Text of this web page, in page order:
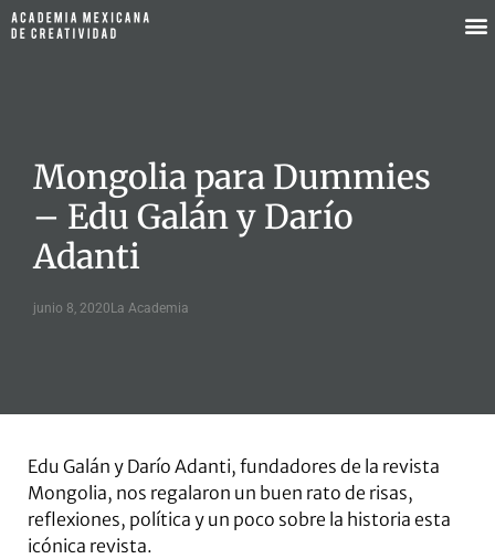
Mongolia para Dummies
– Edu Galán y Darío
Adanti
junio 8, 2020 La Academia
Edu Galán y Darío Adanti, fundadores de la revista
Mongolia, nos regalaron un buen rato de risas,
reflexiones, política y un poco sobre la historia esta
icónica revista.